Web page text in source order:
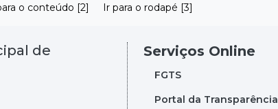
o conteúdo [2] Ir para o rodapé [3]
de
Serviços Online
FGTS
Portal da Transparência